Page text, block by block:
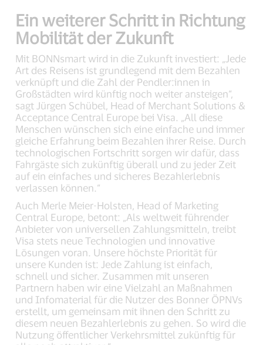
Ein weiterer Schritt in Richtung
Mobilität der Zukunft
Mit BONNsmart wird in die Zukunft investiert: „Jede
Art des Reisens ist grundlegend mit dem Bezahlen
verknüpft und die Zahl der Pendler:innen in
Großstädten wird künftig noch weiter ansteigen“,
sagt Jürgen Schübel, Head of Merchant Solutions &
Acceptance Central Europe bei Visa. „All diese
Menschen wünschen sich eine einfache und immer
gleiche Erfahrung beim Bezahlen ihrer Reise. Durch
technologischen Fortschritt sorgen wir dafür, dass
Fahrgäste sich zukünftig überall und zu jeder Zeit
auf ein einfaches und sicheres Bezahlerlebnis
verlassen können.“
Auch Merle Meier-Holsten, Head of Marketing
Central Europe, betont: „Als weltweit führender
Anbieter von universellen Zahlungsmitteln, treibt
Visa stets neue Technologien und innovative
Lösungen voran. Unsere höchste Priorität für
unsere Kunden ist: Jede Zahlung ist einfach,
schnell und sicher. Zusammen mit unseren
Partnern haben wir eine Vielzahl an Maßnahmen
und Infomaterial für die Nutzer des Bonner ÖPNVs
erstellt, um gemeinsam mit ihnen den Schritt zu
diesem neuen Bezahlerlebnis zu gehen. So wird die
Nutzung öffentlicher Verkehrsmittel zukünftig für